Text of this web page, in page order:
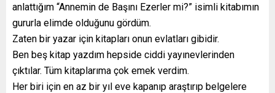
anlattığım “Annemin de Başını Ezerler mi?” isimli kitabımın
gururla elimde olduğunu gördüm.
Zaten bir yazar için kitapları onun evlatları gibidir.
Ben beş kitap yazdım hepside ciddi yayınevlerinden
çıktılar. Tüm kitaplarıma çok emek verdim.
Her biri için en az bir yıl eve kapanıp araştırıp belgelere